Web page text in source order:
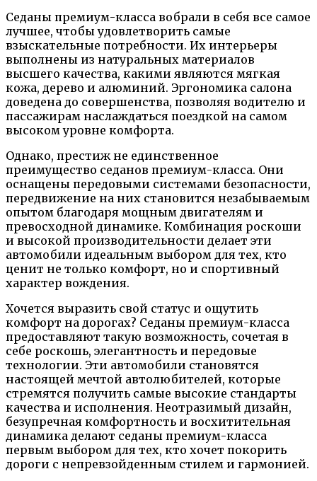
Седаны премиум-класса вобрали в себя все самое
лучшее, чтобы удовлетворить самые
взыскательные потребности. Их интерьеры
выполнены из натуральных материалов
высшего качества, какими являются мягкая
кожа, дерево и алюминий. Эргономика салона
доведена до совершенства, позволяя водителю и
пассажирам наслаждаться поездкой на самом
высоком уровне комфорта.
Однако, престиж не единственное
преимущество седанов премиум-класса. Они
оснащены передовыми системами безопасности,
передвижение на них становится незабываемым
опытом благодаря мощным двигателям и
превосходной динамике. Комбинация роскоши
и высокой производительности делает эти
автомобили идеальным выбором для тех, кто
ценит не только комфорт, но и спортивный
характер вождения.
Хочется выразить свой статус и ощутить
комфорт на дорогах? Седаны премиум-класса
предоставляют такую возможность, сочетая в
себе роскошь, элегантность и передовые
технологии. Эти автомобили становятся
настоящей мечтой автолюбителей, которые
стремятся получить самые высокие стандарты
качества и исполнения. Неотразимый дизайн,
безупречная комфортность и восхитительная
динамика делают седаны премиум-класса
первым выбором для тех, кто хочет покорить
дороги с непревзойденным стилем и гармонией.